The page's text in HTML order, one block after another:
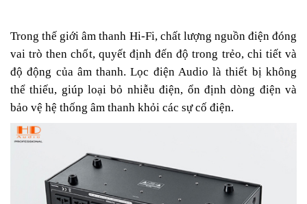
Trong thế giới âm thanh Hi-Fi, chất lượng nguồn điện đóng
vai trò then chốt, quyết định đến độ trong trẻo, chi tiết và
độ động của âm thanh. Lọc điện Audio là thiết bị không
thể thiếu, giúp loại bỏ nhiễu điện, ổn định dòng điện và
bảo vệ hệ thống âm thanh khỏi các sự cố điện.